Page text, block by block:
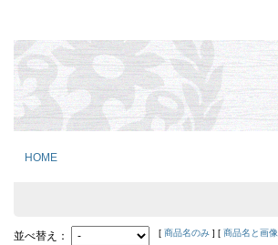
HOME
並べ替え： [ 商品名のみ ] [ 商品名と画像